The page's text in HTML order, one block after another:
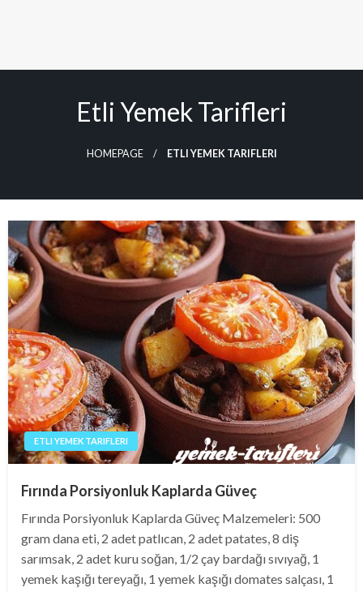
Etli Yemek Tarifleri
HOMEPAGE ETLI YEMEK TARIFLERI
ETLI YEMEK TARIFLERI
Fırında Porsiyonluk Kaplarda Güveç
Fırında Porsiyonluk Kaplarda Güveç Malzemeleri: 500
gram dana eti, 2 adet patlıcan, 2 adet patates, 8 diş
sarımsak, 2 adet kuru soğan, 1/2 çay bardağı sıvıyağ, 1
yemek kaşığı tereyağı, 1 yemek kaşığı domates salçası, 1